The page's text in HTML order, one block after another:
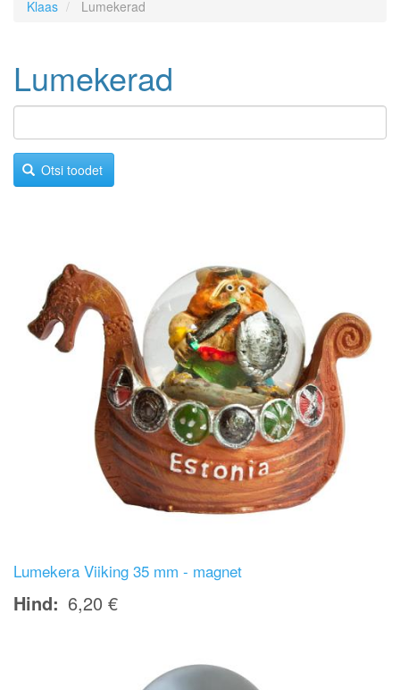
Klaas Lumekerad
Lumekerad
Otsi toodet
Lumekera Viiking 35 mm - magnet
Hind 6,20 €